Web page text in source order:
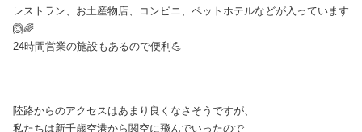
レストラン、お土産物店、コンビニ、ペットホテルなどが入っています
🙆🌈
24時間営業の施設もあるので便利💪
陸路からのアクセスはあまり良くなさそうですが、
私たちは新千歳空港から関空に飛んでいったので